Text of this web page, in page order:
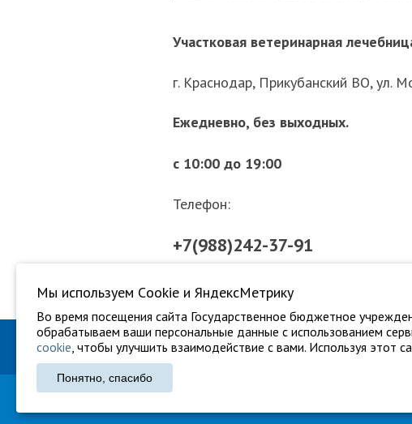
Участковая ветеринарная
г. Краснодар, Прикубанский ВО, ул.
Ежедневно, без выходных.
с 10:00 до 19:00
Телефон:
+7(988)242-37-91
+7(861)202-97-09
ГБУ "Ветуправление города Краснодара"
Мы используем Сookie и ЯндексМетрику
Во время посещения сайта Государственное бюджетное
обрабатываем ваши персональные данные с использованием
cookie, чтобы улучшить взаимодействие с вами. Используя этот
Понятно, спасибо